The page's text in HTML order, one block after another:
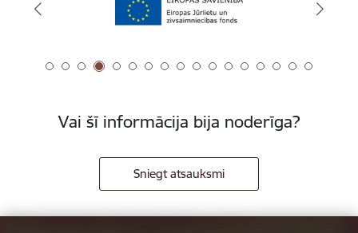
Vai šī informācija bija noderīga?
Sniegt atsauksmi